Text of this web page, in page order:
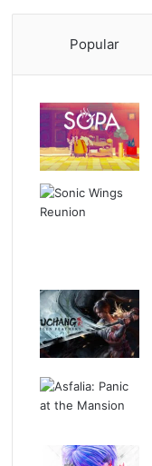
Popular